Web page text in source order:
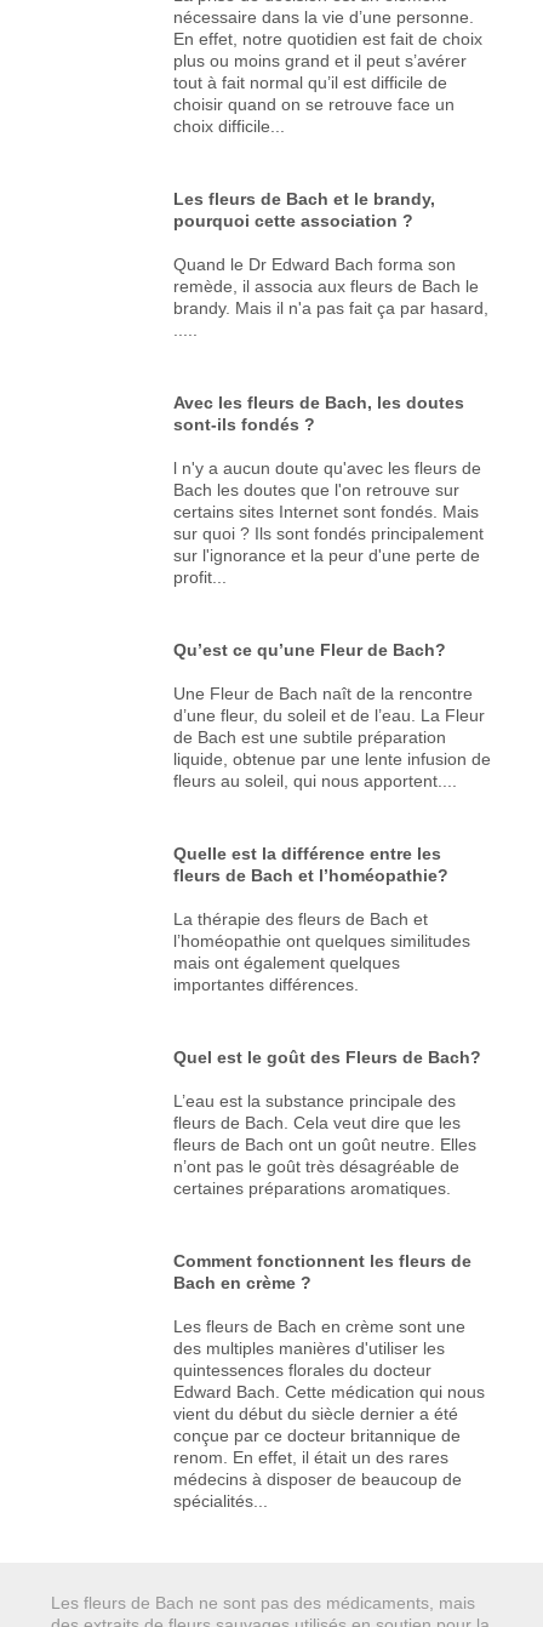
nécessaire dans la vie d’une personne.
En effet, notre quotidien est fait de choix
plus ou moins grand et il peut s’avérer
tout à fait normal qu’il est difficile de
choisir quand on se retrouve face un
choix difficile...
Les fleurs de Bach et le brandy,
pourquoi cette association ?
Quand le Dr Edward Bach forma son
remède, il associa aux fleurs de Bach le
brandy. Mais il n'a pas fait ça par hasard,
Avec les fleurs de Bach, les doutes
sont-ils fondés ?
l n'y a aucun doute qu'avec les fleurs de
Bach les doutes que l'on retrouve sur
certains sites Internet sont fondés. Mais
sur quoi ? Ils sont fondés principalement
sur l'ignorance et la peur d'une perte de
profit...
Qu’est ce qu’une Fleur de Bach?
Une Fleur de Bach naît de la rencontre
d’une fleur, du soleil et de l’eau. La Fleur
de Bach est une subtile préparation
liquide, obtenue par une lente infusion de
fleurs au soleil, qui nous apportent....
Quelle est la différence entre les
fleurs de Bach et l’homéopathie?
La thérapie des fleurs de Bach et
l’homéopathie ont quelques similitudes
mais ont également quelques
importantes différences.
Quel est le goût des Fleurs de Bach?
L’eau est la substance principale des
fleurs de Bach. Cela veut dire que les
fleurs de Bach ont un goût neutre. Elles
n’ont pas le goût très désagréable de
certaines préparations aromatiques.
Comment fonctionnent les fleurs de
Bach en crème ?
Les fleurs de Bach en crème sont une
des multiples manières d'utiliser les
quintessences florales du docteur
Edward Bach. Cette médication qui nous
vient du début du siècle dernier a été
conçue par ce docteur britannique de
renom. En effet, il était un des rares
médecins à disposer de beaucoup de
spécialités...
Les fleurs de Bach ne sont pas des médicaments, mais